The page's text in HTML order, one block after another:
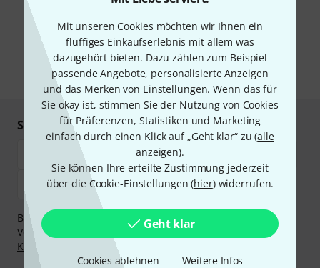
Mit unseren Cookies möchten wir Ihnen ein
fluffiges Einkaufserlebnis mit allem was
dazugehört bieten. Dazu zählen zum Beispiel
passende Angebote, personalisierte Anzeigen
und das Merken von Einstellungen. Wenn das für
Sie okay ist, stimmen Sie der Nutzung von Cookies
für Präferenzen, Statistiken und Marketing
einfach durch einen Klick auf „Geht klar“ zu (alle
anzeigen).
Sie können Ihre erteilte Zustimmung jederzeit
über die Cookie-Einstellungen (hier) widerrufen.
Geht klar
Cookies ablehnen Weitere Infos
Mit Klick auf „Jetzt anmelden“ stimmen Sie dem Erhalt von E-Mail-
Werbung und einer Messung des E-Mail-Nutzungsverhaltens zu. Die
Abmeldung ist jederzeit möglich. Weitere Informationen finden Sie in
unserenDatenschutzhinweisen.
* Pflichtfeld
Sicher einkaufen & bezahlen
Bezahlen Sie vertraulich und sicher per Nachnahme,
Vorkasse, PayPal, Amazon Pay,Klarna Sofort bezahlen,
Klarna Ratenzahlung